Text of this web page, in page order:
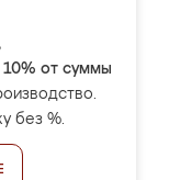
10% от суммы
без %.